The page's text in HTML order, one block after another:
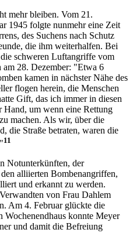
mehr bleiben. Vom 21.
1945 folgte nunmehr eine Zeit
des Suchens nach Schutz
die ihm weiterhalfen. Bei
schweren Luftangriffe vom
am 28. Dezember: "Etwa 6
kamen in nächster Nähe des
flogen herein, die Menschen
Gift, das ich immer in diesen
Hand, um wenn eine Rettung
machen. Als wir, über die
die Straße betraten, waren die
11
Notunterkünften, der
alliierten Bombenangriffen,
und erkannt zu werden.
von Frau Dahlem
Am 4. Februar glückte die
konnte Meyer
und damit die Befreiung